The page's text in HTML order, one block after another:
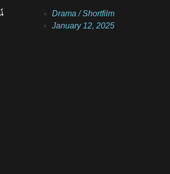
Drama /Shortfilm
January 12, 2025